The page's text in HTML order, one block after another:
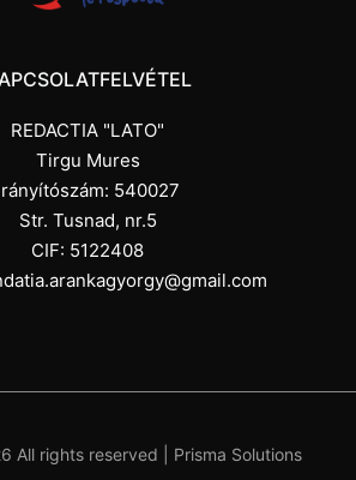
REDACTIA "LATO"
Tirgu Mures
540027
Str. Tusnad, nr.5
CIF: 5122408
All rights reserved | Prisma Solutions